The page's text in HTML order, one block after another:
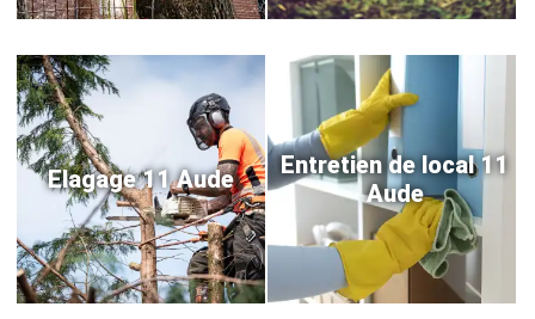
Elagage 11 Aude
Entretien de local 11
Aude